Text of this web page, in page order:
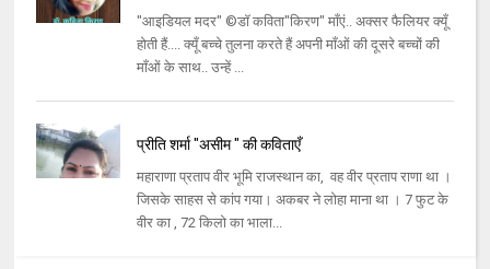
"आइडियल मदर" ©डॉ कविता"किरण" माँएं.. अक्सर फैलियर क्यूँ
होती हैं.... क्यूँ बच्चे तुलना करते हैं अपनी माँओं की दूसरे बच्चों की
माँओं के साथ.. उन्हें ...
प्रीति शर्मा "असीम " की कविताएँ
महाराणा प्रताप वीर भूमि राजस्थान का, वह वीर प्रताप राणा था ।
जिसके साहस से कांप गया। अकबर ने लोहा माना था । 7 फुट के
वीर का , 72 किलो का भाला...